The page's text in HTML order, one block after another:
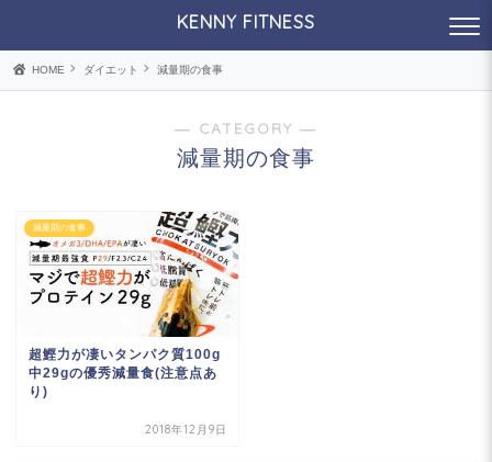
KENNY FITNESS
HOME ダイエット 減量期の食事
― CATEGORY ―
減量期の食事
減量期の食事
超鰹力が凄いタンパク質100g
中29gの優秀減量食(注意点あ
り)
2018年12月9日